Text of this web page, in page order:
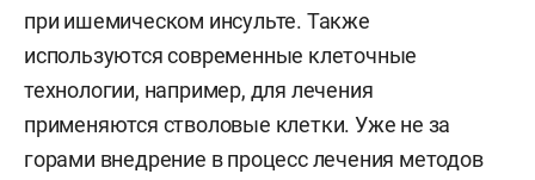
при ишемическом инсульте. Также
используются современные клеточные
технологии, например, для лечения
применяются стволовые клетки. Уже не за
горами внедрение в процесс лечения методов